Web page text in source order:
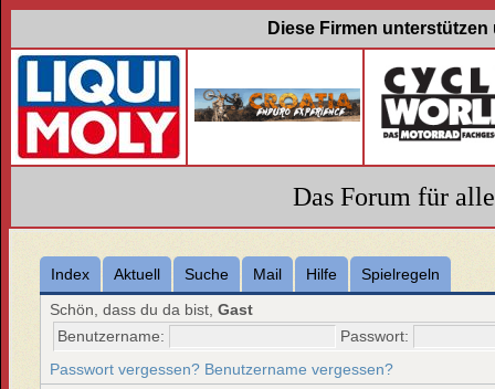
Diese Firmen
Das Forum für
Index Aktuell Suche Mail Hilfe
Spielregeln
Schön, dass du da bist,Gast
Benutzername:
Passwort:
Passwort vergessen? Benutzername vergessen?